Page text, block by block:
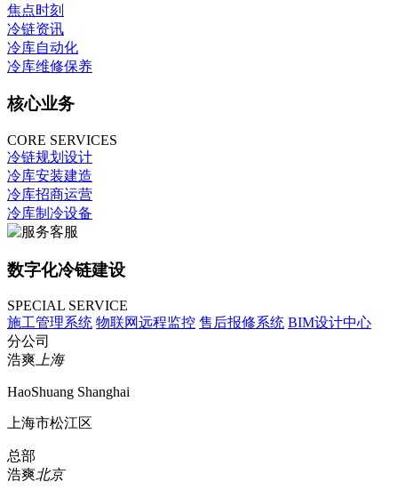
焦点时刻
冷链资讯
冷库自动化
冷库维修保养
核心业务
CORE SERVICES
冷链规划设计
冷库安装建造
冷库招商运营
冷库制冷设备
数字化冷链建设
SPECIAL SERVICE
施工管理系统 物联网远程监控 售后报修系统 BIM设计中心
分公司
浩爽上海
HaoShuang Shanghai
上海市松江区
总部
浩爽北京